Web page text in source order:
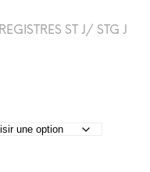
REGISTRES ST J/ STG J